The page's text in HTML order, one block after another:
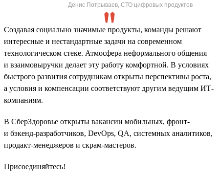
Денис Потрываев, СТО цифровых продуктов
Создавая социально значимые продукты, команды решают
интересные и нестандартные задачи на современном
технологическом стеке. Атмосфера неформального общения
и взаимовыручки делает эту работу комфортной. В условиях
быстрого развития сотрудникам открыты перспективы роста,
а условия и компенсации соответствуют другим ведущим ИТ-
компаниям.
В СберЗдоровье открыты вакансии мобильных, фронт-
и бэкенд-разработчиков, DevOps, QA, системных аналитиков,
продакт-менеджеров и скрам-мастеров.
Присоединяйтесь!